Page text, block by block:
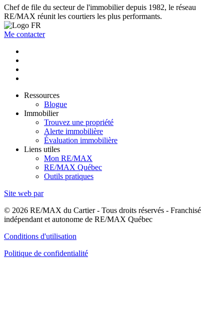
Chef de file du secteur de l'immobilier depuis 1982, le réseau
RE/MAX réunit les courtiers les plus performants.
Me contacter
Ressources
Blogue
Immobilier
Trouvez une propriété
Alerte immobilière
Évaluation immobilière
Liens utiles
Mon RE/MAX
RE/MAX Québec
Outils pratiques
Site web par
© 2026 RE/MAX du Cartier - Tous droits réservés - Franchisé
indépendant et autonome de RE/MAX Québec
Conditions d'utilisation
Politique de confidentialité